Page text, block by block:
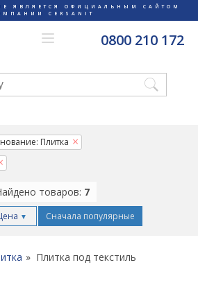
ЯВЛЯЕТСЯ ОФИЦИАЛЬНЫМ САЙТОМ
CERSANIT
0800 210 172
Плитка
товаров: 7
▼ Сначала популярные
Плитка под текстиль